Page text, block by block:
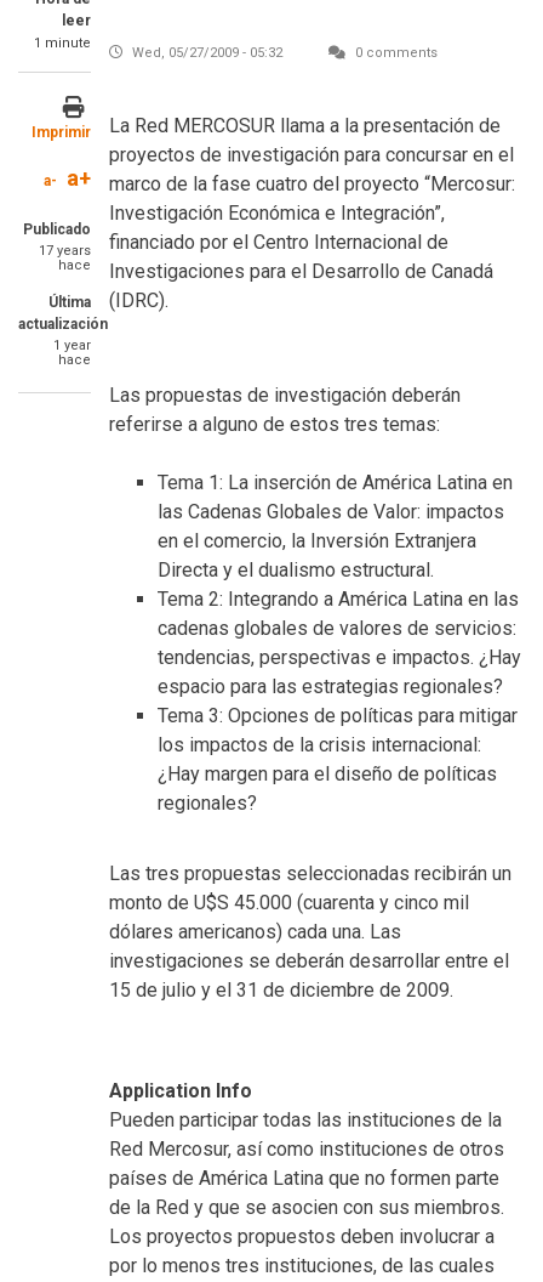
leer
1 minute
Imprimir
a- a+
Publicado
17 years
hace
Última
actualización
1 year
hace
Wed, 05/27/2009 - 05:32 0 comments
La Red MERCOSUR llama a la presentación de
proyectos de investigación para concursar en el
marco de la fase cuatro del proyecto “Mercosur:
Investigación Económica e Integración”,
financiado por el Centro Internacional de
Investigaciones para el Desarrollo de Canadá
(IDRC).
Las propuestas de investigación deberán
referirse a alguno de estos tres temas:
Tema 1: La inserción de América Latina en
las Cadenas Globales de Valor: impactos
en el comercio, la Inversión Extranjera
Directa y el dualismo estructural.
Tema 2: Integrando a América Latina en las
cadenas globales de valores de servicios:
tendencias, perspectivas e impactos. ¿Hay
espacio para las estrategias regionales?
Tema 3: Opciones de políticas para mitigar
los impactos de la crisis internacional:
¿Hay margen para el diseño de políticas
regionales?
Las tres propuestas seleccionadas recibirán un
monto de U$S 45.000 (cuarenta y cinco mil
dólares americanos) cada una. Las
investigaciones se deberán desarrollar entre el
15 de julio y el 31 de diciembre de 2009.
Application Info
Pueden participar todas las instituciones de la
Red Mercosur, así como instituciones de otros
países de América Latina que no formen parte
de la Red y que se asocien con sus miembros.
Los proyectos propuestos deben involucrar a
por lo menos tres instituciones, de las cuales